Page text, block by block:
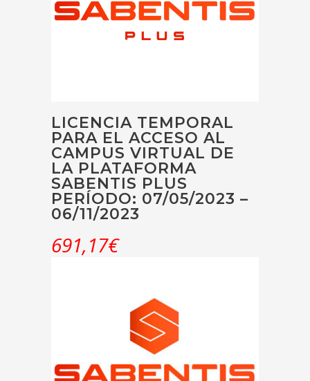
LICENCIA TEMPORAL
PARA EL ACCESO AL
CAMPUS VIRTUAL DE
LA PLATAFORMA
SABENTIS PLUS
PERÍODO: 07/05/2023 –
06/11/2023
691,17€